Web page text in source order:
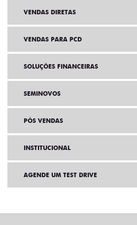
VENDAS DIRETAS
VENDAS PARA PCD
SOLUÇÕES FINANCEIRAS
SEMINOVOS
PÓS VENDAS
INSTITUCIONAL
AGENDE UM TEST DRIVE